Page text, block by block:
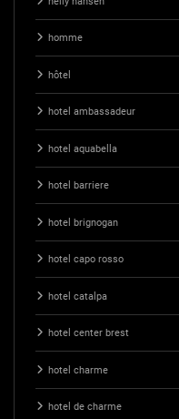
homme
hôtel
hotel ambassadeur
hotel aquabella
hotel barriere
hotel brignogan
hotel capo rosso
hotel catalpa
hotel center brest
hotel charme
hotel de charme